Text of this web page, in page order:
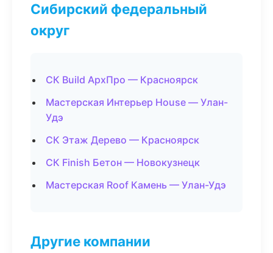
Сибирский федеральный
округ
СК Build АрхПро — Красноярск
Мастерская Интерьер House — Улан-
Удэ
СК Этаж Дерево — Красноярск
СК Finish Бетон — Новокузнецк
Мастерская Roof Камень — Улан-Удэ
Другие компании